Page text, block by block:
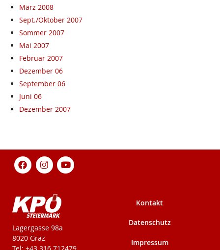
März 2008
Sept./Oktober 2007
Sommer 2007
Mai 2007
Februar 2007
Dezember 06
September 06
Juni 06
Dezember 2007
KPÖ-Steiermark
Lagergasse 98a
8020 Graz
Kontakt
Datenschutz
Impressum